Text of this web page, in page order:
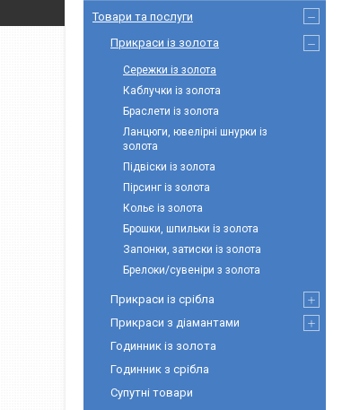
3630097
Товари та послуги
Прикраси із золота
Сережки із золота
Каблучки із золота
Браслети із золота
Ланцюги, ювелірні шнурки із
золота
Підвіски із золота
Пірсинг із золота
Кольє із золота
Брошки, шпильки із золота
Запонки, затиски із золота
Брелоки/сувеніри з золота
Прикраси із срібла
Прикраси з діамантами
Годинник із золота
Годинник з срібла
Супутні товари